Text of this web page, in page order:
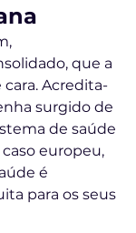
que a
Acredita-
surgido de
de saúde
europeu,
é
para os seus